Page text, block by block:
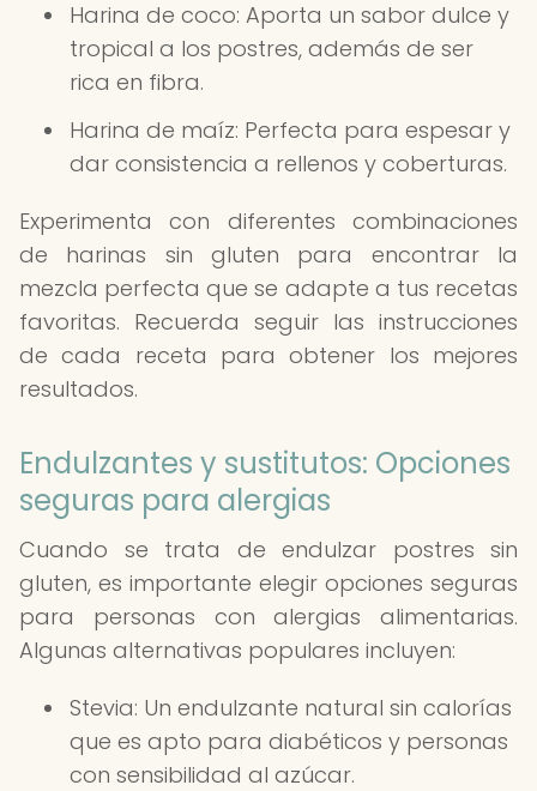
Harina de coco: Aporta un sabor dulce y
tropical a los postres, además de ser
rica en fibra.
Harina de maíz: Perfecta para espesar y
dar consistencia a rellenos y coberturas.
Experimenta con diferentes combinaciones
de harinas sin gluten para encontrar la
mezcla perfecta que se adapte a tus recetas
favoritas. Recuerda seguir las instrucciones
de cada receta para obtener los mejores
resultados.
Endulzantes y sustitutos: Opciones
seguras para alergias
Cuando se trata de endulzar postres sin
gluten, es importante elegir opciones seguras
para personas con alergias alimentarias.
Algunas alternativas populares incluyen:
Stevia: Un endulzante natural sin calorías
que es apto para diabéticos y personas
con sensibilidad al azúcar.